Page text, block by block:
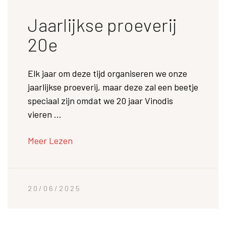
Jaarlijkse proeverij
20e
Elk jaar om deze tijd organiseren we onze
jaarlijkse proeverij, maar deze zal een beetje
speciaal zijn omdat we 20 jaar Vinodis
vieren ...
Meer Lezen
20/06/2025